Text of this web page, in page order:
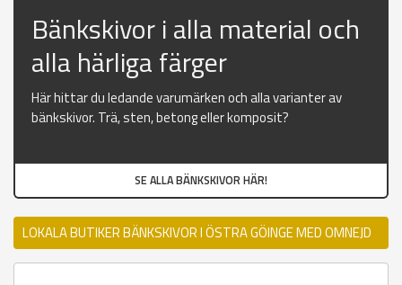
Bänkskivor i alla material och
alla härliga färger
Här hittar du ledande varumärken och alla varianter av
bänkskivor. Trä, sten, betong eller komposit?
SE ALLA BÄNKSKIVOR HÄR!
LOKALA BUTIKER BÄNKSKIVOR I ÖSTRA GÖINGE MED OMNEJD